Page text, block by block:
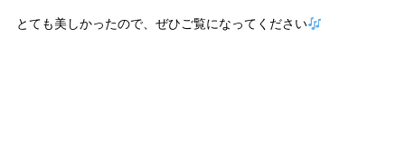
とても美しかったので、ぜひご覧になってください